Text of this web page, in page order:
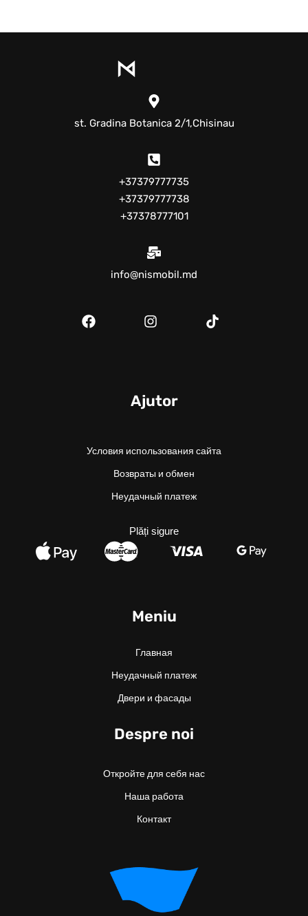
st. Gradina Botanica 2/1,Chisinau
+37379777735
+37379777738
+37378777101
info@nismobil.md
Meniu
Главная
Неудачный платеж
Двери и фасады
Despre noi
Откройте для себя нас
Наша работа
Контакт
Ajutor
Условия использования сайта
Возвраты и обмен
Неудачный платеж
Plăți sigure